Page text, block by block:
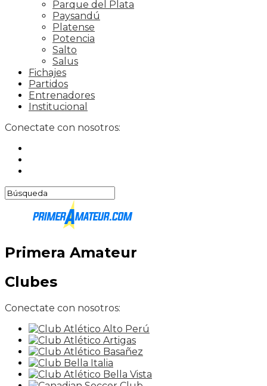
Parque del Plata
Paysandú
Platense
Potencia
Salto
Salus
Fichajes
Partidos
Entrenadores
Institucional
Conectate con nosotros:
Primera Amateur
Clubes
Conectate con nosotros: